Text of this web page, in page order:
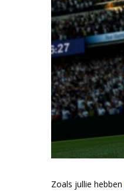
Zoals jullie hebben